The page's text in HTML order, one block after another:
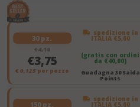
30 pz.
€4,10
€3,75
€ 0,125 per pezzo
spedizione in
ITALIA €5,00
(gratis con ordini
da €40,00)
Guadagna 30 Saida
Points
150 pz.
spedizione in
ITALIA €5,00